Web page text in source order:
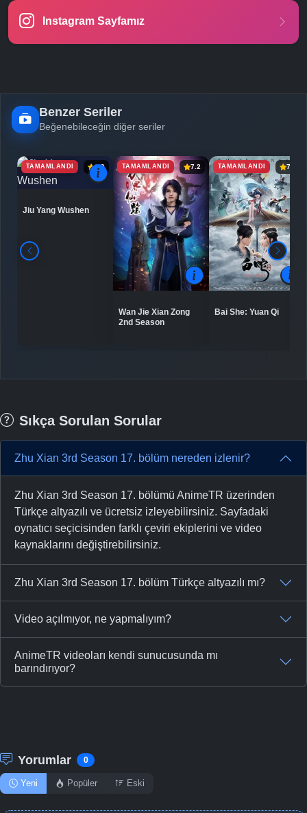
-Bölüm No: 24
Instagram Sayfamız
Benzer Seriler
Beğenebileceğin diğer seriler
TAMAMLANDI 6.9
Jiu Yang Wushen
TAMAMLANDI 7.2
Wan Jie Xian Zong
2nd Season
TAMAMLANDI 7.5
Bai She: Yuan Qi
Sıkça Sorulan Sorular
Zhu Xian 3rd Season 17. bölüm nereden izlenir?
Zhu Xian 3rd Season 17. bölümü AnimeTR üzerinden
Türkçe altyazılı ve ücretsiz izleyebilirsiniz. Sayfadaki
oynatıcı seçicisinden farklı çeviri ekiplerini ve video
kaynaklarını değiştirebilirsiniz.
Zhu Xian 3rd Season 17. bölüm Türkçe altyazılı mı?
Video açılmıyor, ne yapmalıyım?
AnimeTR videoları kendi sunucusunda mı
barındırıyor?
Yorumlar 0
Yeni Popüler Eski